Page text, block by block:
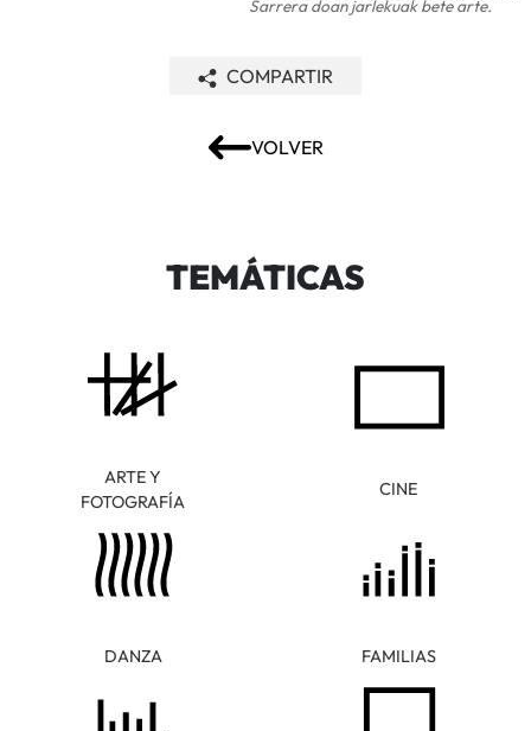
Sarrera doan jarlekuak bete arte.
VOLVER
COMPARTIR
TEMÁTICAS
ARTE Y
FOTOGRAFÍA
CINE
DANZA FAMILIAS